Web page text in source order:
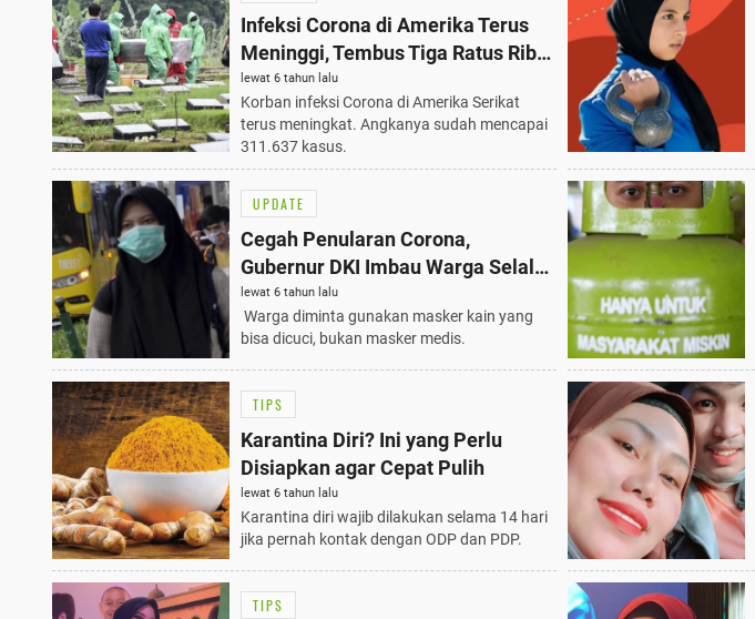
Infeksi Corona di Amerika Terus
Meninggi, Tembus Tiga Ratus Ribu
Kasus
lewat 6 tahun lalu
Korban infeksi Corona di Amerika Serikat
terus meningkat. Angkanya sudah mencapai
311.637 kasus.
UPDATE
Cegah Penularan Corona,
Gubernur DKI Imbau Warga Selalu
Gunakan Masker
lewat 6 tahun lalu
Warga diminta gunakan masker kain yang
bisa dicuci, bukan masker medis.
TIPS
Karantina Diri? Ini yang Perlu
Disiapkan agar Cepat Pulih
lewat 6 tahun lalu
Karantina diri wajib dilakukan selama 14 hari
jika pernah kontak dengan ODP dan PDP.
TIPS